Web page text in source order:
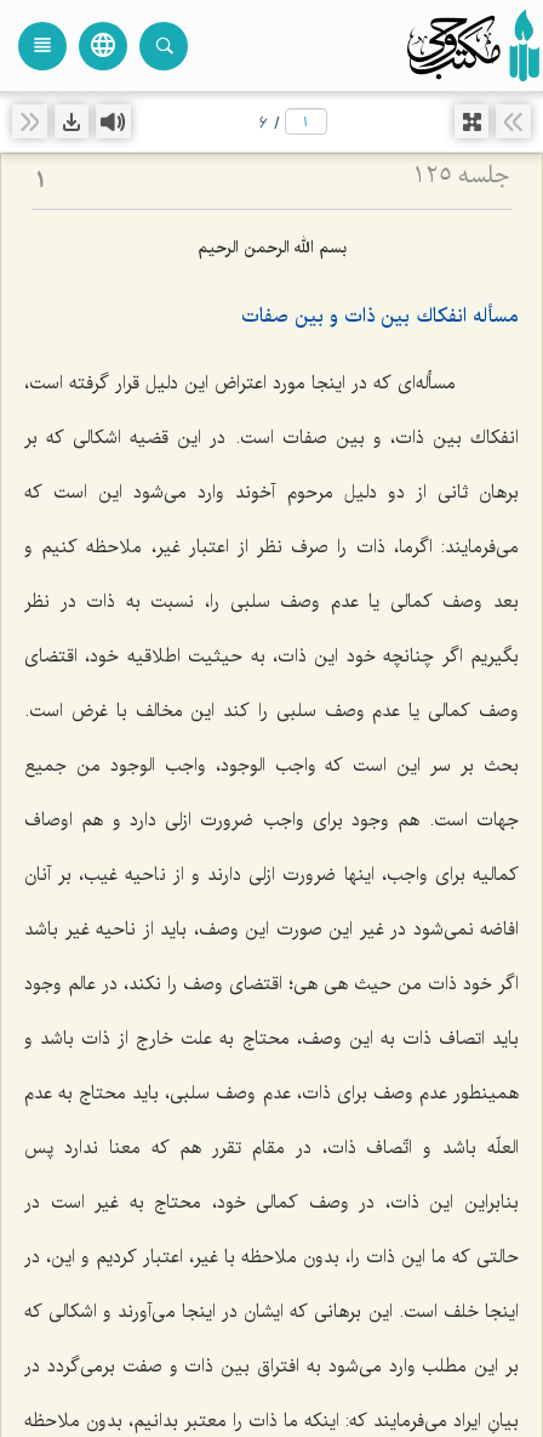
language
view_headline
/
6
جلسه ۱۲۵ 1
بسم الله الرحمن الرحیم
مسأله انفكاك بین ذات و بین صفات
مسأله‌اى كه در اینجا مورد اعتراض این دلیل قرار گرفته است،
انفكاك بین ذات، و بین صفات است. در این قضیه اشكالى كه بر
برهان ثانى از دو دلیل مرحوم آخوند وارد مى‌شود این است كه
مى‌فرمایند: اگرما، ذات را صرف نظر از اعتبار غیر، ملاحظه كنیم و
بعد وصف كمالى یا عدم وصف سلبى را، نسبت به ذات در نظر
بگیریم اگر چنانچه خود این ذات، به حیثیت اطلاقیه خود، اقتضاى
وصف كمالى یا عدم وصف سلبى را كند این مخالف با غرض است.
بحث بر سر این است كه واجب الوجود، واجب الوجود من جمیع
جهات است. هم وجود براى واجب ضرورت ازلى دارد و هم اوصاف
كمالیه براى واجب، اینها ضرورت ازلى دارند و از ناحیه غیب، بر آنان
افاضه نمى‌شود در غیر این صورت این وصف، باید از ناحیه غیر باشد
اگر خود ذات من حیث هى هى؛ اقتضاى وصف را نكند، در عالم وجود
باید اتصاف ذات به این وصف، محتاج به علت خارج از ذات باشد و
همینطور عدم وصف براى ذات، عدم وصف سلبى، باید محتاج به عدم
العلّه باشد و اتّصاف ذات، در مقام تقرر هم كه معنا ندارد پس
بنابراین این ذات، در وصف كمالى خود، محتاج به غیر است در
حالتى كه ما این ذات را، بدون ملاحظه با غیر، اعتبار كردیم و این، در
اینجا خلف است. این برهانى كه ایشان در اینجا مى‌آورند و اشكالى كه
بر این مطلب وارد مى‌شود به افتراق بین ذات و صفت برمى‌گردد در
بیانِ ایراد مى‌فرمایند كه: اینكه ما ذات را معتبر بدانیم، بدون ملاحظه